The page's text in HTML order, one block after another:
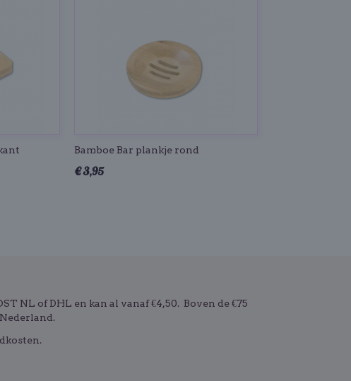
Bamboe Bar plankje rond
€ 3,95
NL of DHL en kan al vanaf €4,50. Boven de €75